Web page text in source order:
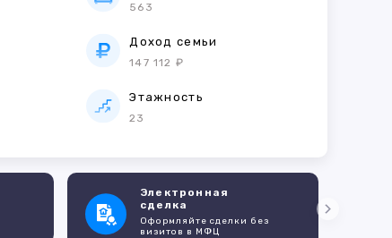
563
Доход семьи
147 112 ₽
Этажность
23
Электронная
сделка
Оформляйте сделки без
визитов в МФЦ